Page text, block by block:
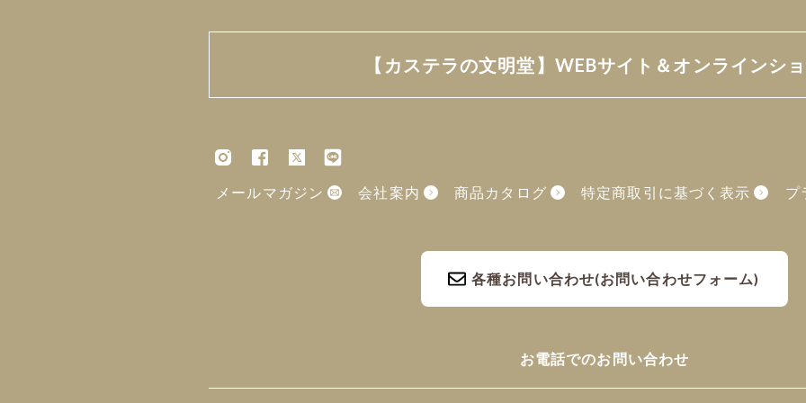
【カステラの文明堂】 WEBサイト＆オンラインシ
メールマガジン 会社案内 商品カタログ 特定商取引に基づく表示 プ
各種お問い合わせ(お問い合わせフォーム)
お電話でのお問い合わせ